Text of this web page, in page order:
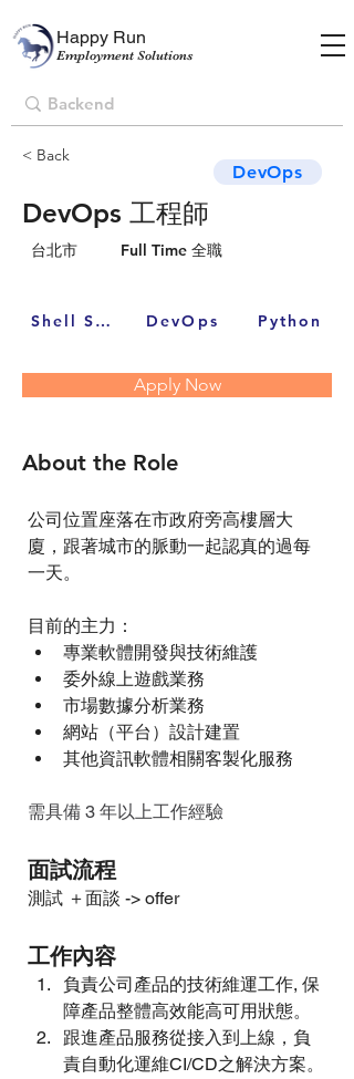
Happy Run
Employment Solutions
< Back
DevOps
DevOps 工程師
台北市 Full Time 全職
Shell Script DevOps Python
Apply Now
About the Role
公司位置座落在市政府旁高樓層大
廈，跟著城市的脈動一起認真的過每
一天。
目前的主力：
專業軟體開發與技術維護
委外線上遊戲業務
市場數據分析業務
網站（平台）設計建置
其他資訊軟體相關客製化服務
需具備 3 年以上工作經驗
面試流程
測試 ＋面談 -> offer
工作內容
負責公司產品的技術維運工作, 保
障產品整體高效能高可用狀態。
跟進產品服務從接入到上線，負
責自動化運維CI/CD之解決方案。